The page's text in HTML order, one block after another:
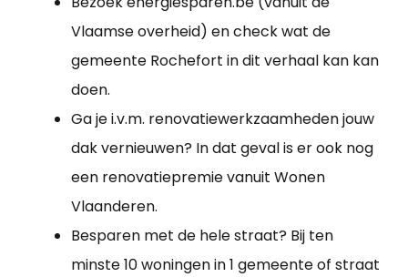
Vlaamse overheid) en check wat de
gemeente Rochefort in dit verhaal kan kan
doen.
Ga je i.v.m. renovatiewerkzaamheden jouw
dak vernieuwen? In dat geval is er ook nog
een renovatiepremie vanuit Wonen
Vlaanderen.
Besparen met de hele straat? Bij ten
minste 10 woningen in 1 gemeente of straat